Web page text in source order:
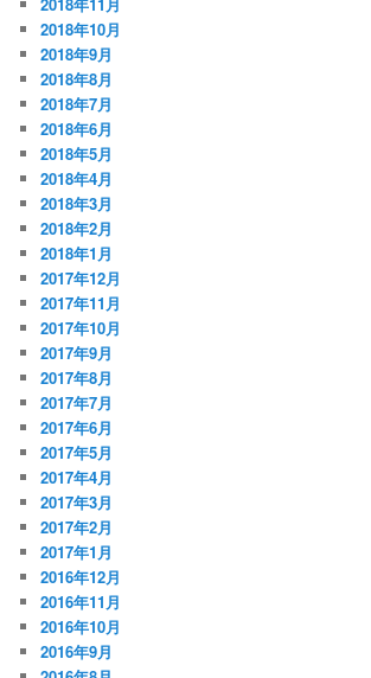
2018年10月
2018年9月
2018年8月
2018年7月
2018年6月
2018年5月
2018年4月
2018年3月
2018年2月
2018年1月
2017年12月
2017年11月
2017年10月
2017年9月
2017年8月
2017年7月
2017年6月
2017年5月
2017年4月
2017年3月
2017年2月
2017年1月
2016年12月
2016年11月
2016年10月
2016年9月